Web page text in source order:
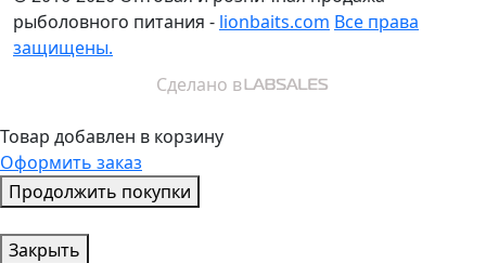
рыболовного питания - lionbaits.com Все права
защищены.
Сделано в
Товар добавлен в корзину
Оформить заказ
Продолжить покупки
Закрыть